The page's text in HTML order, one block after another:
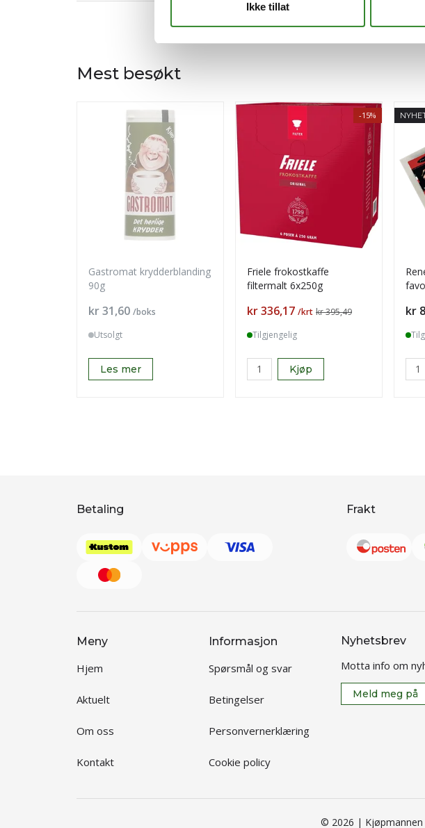
Ikke tillat
Mest besøkt
Gastromat krydderblanding
90g
Pris
kr 31,60 /boks
Utsolgt
Les mer
-15%
Friele frokostkaffe
filtermalt 6x250g
Pris
kr 336,17 /krt kr 395,49
Tilgjengelig
Kjøp
Pris
kr
Betaling Frakt
Meny
Hjem
Aktuelt
Om oss
Kontakt
Informasjon
Spørsmål og svar
Betingelser
Personvernerklæring
Cookie policy
Nyhetsbrev
Motta info om
Meld meg på
© 2026 | Kjøpmannen